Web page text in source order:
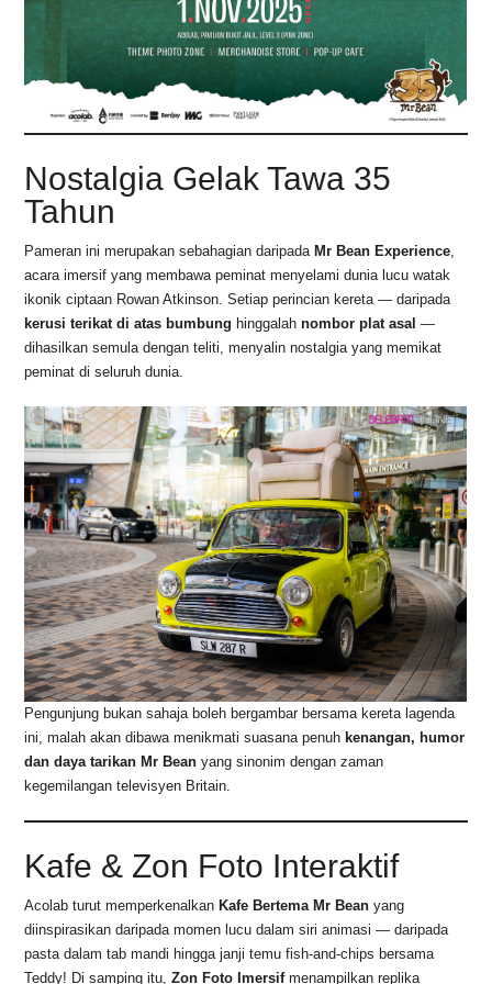
Nostalgia Gelak Tawa 35
Tahun
Pameran ini merupakan sebahagian daripada Mr Bean Experience,
acara imersif yang membawa peminat menyelami dunia lucu watak
ikonik ciptaan Rowan Atkinson. Setiap perincian kereta — daripada
kerusi terikat di atas bumbung hinggalahnombor plat asal —
dihasilkan semula dengan teliti, menyalin nostalgia yang memikat
peminat di seluruh dunia.
Pengunjung bukan sahaja boleh bergambar bersama kereta lagenda
ini, malah akan dibawa menikmati suasana penuh kenangan, humor
dan daya tarikan Mr Bean yang sinonim dengan zaman
kegemilangan televisyen Britain.
Kafe & Zon Foto Interaktif
Acolab turut memperkenalkan Kafe Bertema Mr Bean yang
diinspirasikan daripada momen lucu dalam siri animasi — daripada
pasta dalam tab mandi hingga janji temu fish-and-chips bersama
Teddy! Di samping itu,Zon Foto Imersifmenampilkan replika